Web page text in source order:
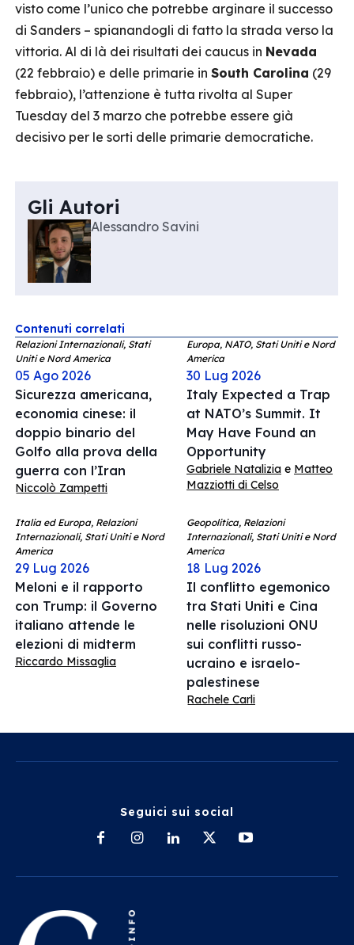
visto come l’unico che potrebbe arginare il successo
di Sanders – spianandogli di fatto la strada verso la
vittoria. Al di là dei risultati dei caucus in Nevada
(22 febbraio) e delle primarie in South Carolina (29
febbraio), l’attenzione è tutta rivolta al Super
Tuesday del 3 marzo che potrebbe essere già
decisivo per le sorti delle primarie democratiche.
Gli Autori
Alessandro Savini
Contenuti correlati
Relazioni Internazionali, Stati
Uniti e Nord America
05 Ago 2026
Sicurezza americana,
economia cinese: il
doppio binario del
Golfo alla prova della
guerra con l’Iran
Niccolò Zampetti
Europa, NATO, Stati Uniti e Nord
America
30 Lug 2026
Italy Expected a Trap
at NATO’s Summit. It
May Have Found an
Opportunity
Gabriele Natalizia e Matteo
Mazziotti di Celso
Italia ed Europa, Relazioni
Internazionali, Stati Uniti e Nord
America
29 Lug 2026
Meloni e il rapporto
con Trump: il Governo
italiano attende le
elezioni di midterm
Riccardo Missaglia
Geopolitica, Relazioni
Internazionali, Stati Uniti e Nord
America
18 Lug 2026
Il conflitto egemonico
tra Stati Uniti e Cina
nelle risoluzioni ONU
sui conflitti russo-
ucraino e israelo-
palestinese
Rachele Carli
Seguici sui social